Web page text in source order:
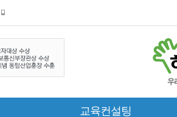
교육컨설팅